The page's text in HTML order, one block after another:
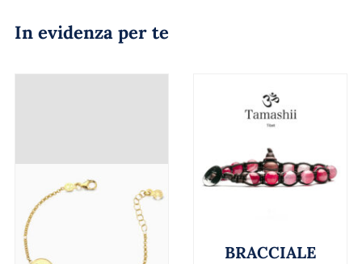
In evidenza per te
BRACCIALE